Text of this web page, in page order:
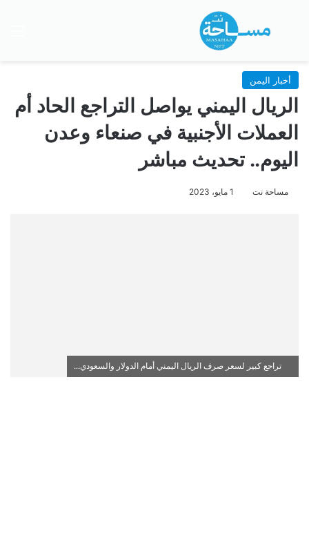
بحث عن
أخبار اليمن
الريال اليمني يواصل التراجع الحاد أم
العملات الأجنبية في صنعاء وعدن
اليوم.. تحديث مباشر
مساحة نت 1 مايو، 2023
تراجع كبير لسعر صرف الريال اليمني أمام الدولار والسعودي...